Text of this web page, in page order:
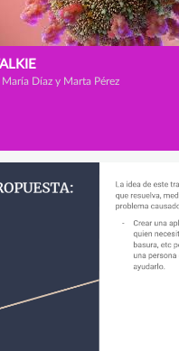
Díaz y Marta Pérez